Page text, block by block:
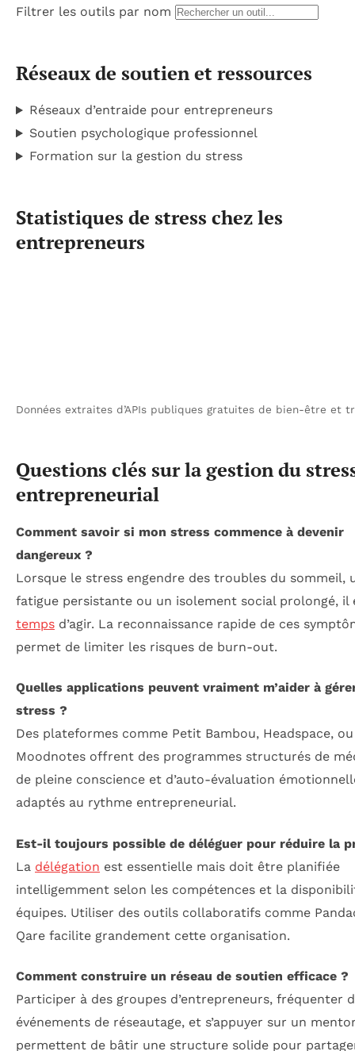
Filtrer les outils par nom
Réseaux de soutien et ressources
Réseaux d’entraide pour entrepreneurs
Soutien psychologique professionnel
Formation sur la gestion du stress
Statistiques de stress chez les
entrepreneurs
Données extraites d’APIs publiques gratuites de bien-être et
Questions clés sur la gestion du
entrepreneurial
Comment savoir si mon stress commence à devenir
dangereux ?
Lorsque le stress engendre des troubles du sommeil,
fatigue persistante ou un isolement social prolongé, il
temps d’agir. La reconnaissance rapide de ces
permet de limiter les risques de burn-out.
Quelles applications peuvent vraiment m’aider à
stress ?
Des plateformes comme Petit Bambou, Headspace,
Moodnotes offrent des programmes structurés de
de pleine conscience et d’auto-évaluation
adaptés au rythme entrepreneurial.
Est-il toujours possible de déléguer pour réduire la
La délégation est essentielle mais doit être planifiée
intelligemment selon les compétences et la
équipes. Utiliser des outils collaboratifs comme
Qare facilite grandement cette organisation.
Comment construire un réseau de soutien efficace ?
Participer à des groupes d’entrepreneurs, fréquenter
événements de réseautage, et s’appuyer sur un
permettent de bâtir une structure solide pour